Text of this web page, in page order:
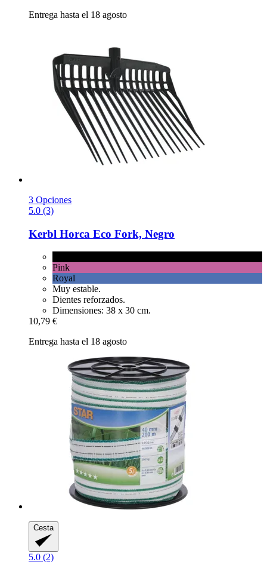
Entrega hasta el 18 agosto
3 Opciones
5.0 (3)
Kerbl Horca Eco Fork, Negro
Pink
Royal
Muy estable.
Dientes reforzados.
Dimensiones: 38 x 30 cm.
10,79 €
Entrega hasta el 18 agosto
Cesta
5.0 (2)